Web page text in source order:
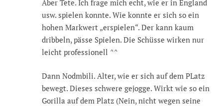
Aber Tete. Ich frage mich echt, wie er in England
usw. spielen konnte. Wie konnte er sich so ein
hohen Markwert „erspielen“. Der kann kaum
dribbeln, pässe Spielen. Die Schüsse wirken nur
leicht professionell ^^
Dann Nodmbili. Alter, wie er sich auf dem PLatz
bewegt. Dieses schwere gejogge. Wirkt wie so ein
Gorilla auf dem Platz (Nein, nicht wegen seine